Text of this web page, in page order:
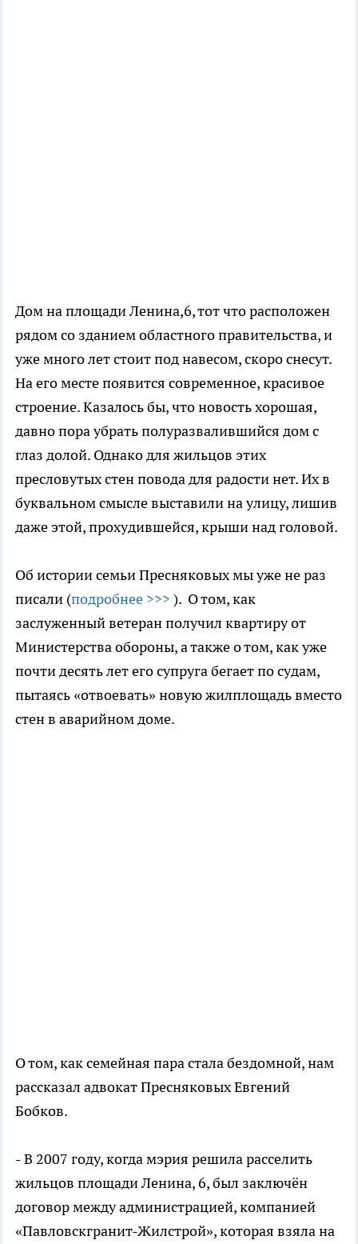
Дом на площади Ленина,6, тот что расположен
рядом со зданием областного правительства, и
уже много лет стоит под навесом, скоро снесут.
На его месте появится современное, красивое
строение. Казалось бы, что новость хорошая,
давно пора убрать полуразвалившийся дом с
глаз долой. Однако для жильцов этих
пресловутых стен повода для радости нет. Их в
буквальном смысле выставили на улицу, лишив
даже этой, прохудившейся, крыши над головой.
Об истории семьи Пресняковых мы уже не раз
писали (подробнее >>> ). О том, как
заслуженный ветеран получил квартиру от
Министерства обороны, а также о том, как уже
почти десять лет его супруга бегает по судам,
пытаясь «отвоевать» новую жилплощадь вместо
стен в аварийном доме.
О том, как семейная пара стала бездомной, нам
рассказал адвокат Пресняковых Евгений
Бобков.
- В 2007 году, когда мэрия решила расселить
жильцов площади Ленина, 6, был заключён
договор между администрацией, компанией
«Павловскгранит-Жилстрой», которая взяла на